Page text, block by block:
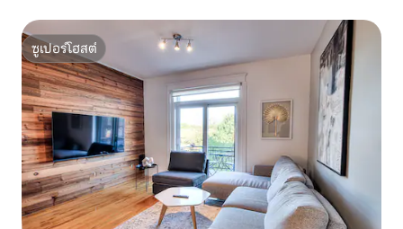
ซูเปอร์โฮสต์
ซูเปอร์โฮสต์